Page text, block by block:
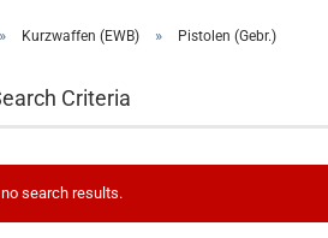
» Kurzwaffen (EWB) » Pistolen (Gebr.)
Criteria
search results.